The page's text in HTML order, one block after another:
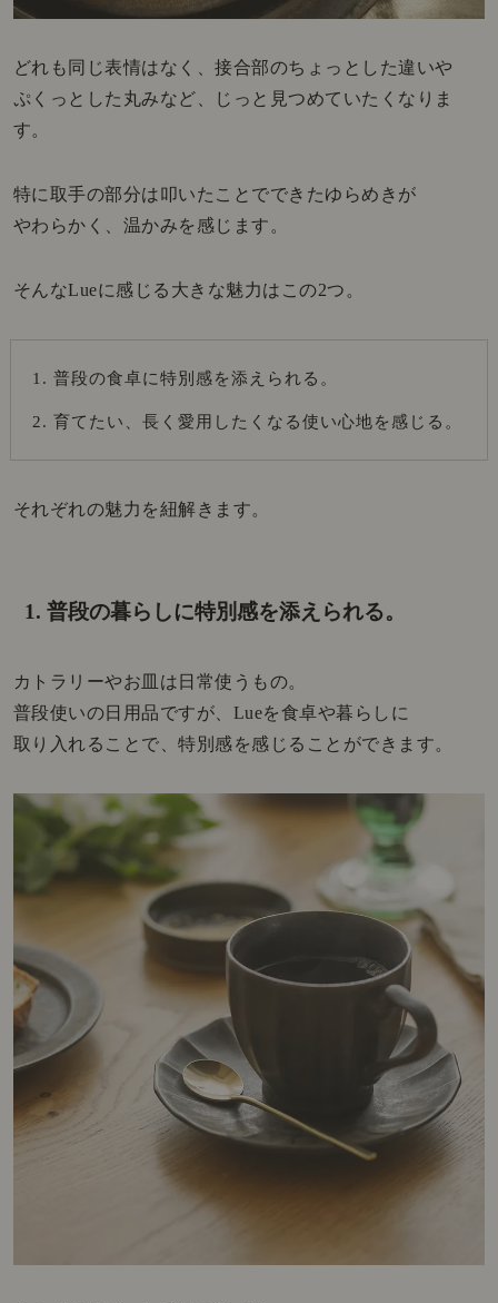
どれも同じ表情はなく、接合部のちょっとした違いや
ぷくっとした丸みなど、じっと見つめていたくなりま
す。
特に取手の部分は叩いたことでできたゆらめきが
やわらかく、温かみを感じます。
そんなLueに感じる大きな魅力はこの2つ。
普段の食卓に特別感を添えられる。
育てたい、長く愛用したくなる使い心地を感じる。
それぞれの魅力を紐解きます。
1. 普段の暮らしに特別感を添えられる。
カトラリーやお皿は日常使うもの。
普段使いの日用品ですが、Lueを食卓や暮らしに
取り入れることで、特別感を感じることができます。